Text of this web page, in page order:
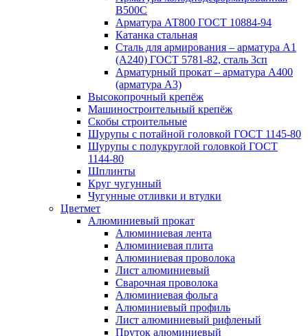
В500С
Арматура АТ800 ГОСТ 10884-94
Катанка стальная
Сталь для армирования – арматура А1
(А240) ГОСТ 5781-82, сталь 3сп
Арматурный прокат – арматура А400
(арматура А3)
Высокопрочный крепёж
Машиностроительный крепёж
Скобы строительные
Шурупы с потайной головкой ГОСТ 1145-80
Шурупы с полукруглой головкой ГОСТ
1144-80
Шплинты
Круг чугунный
Чугунные отливки и втулки
Цветмет
Алюминиевый прокат
Алюминиевая лента
Алюминиевая плита
Алюминиевая проволока
Лист алюминиевый
Сварочная проволока
Алюминиевая фольга
Алюминиевый профиль
Лист алюминиевый рифленый
Пруток алюминиевый